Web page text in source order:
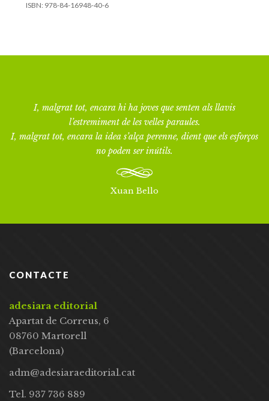
ISBN: 978-84-16948-40-6
I, malgrat tot, encara hi ha joves que senten als llavis
l’estremiment de les velles paraules.
I, malgrat tot, encara la idea s’alça perenne, dient que els esforços
no poden ser inútils.
Xuan Bello
CONTACTE
adesiara editorial
Apartat de Correus, 6
08760 Martorell
(Barcelona)
adm@adesiaraeditorial.cat
Tel. 937 736 889